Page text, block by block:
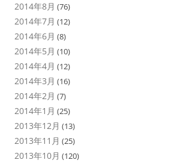
2014年8月 (76)
2014年7月 (12)
2014年6月 (8)
2014年5月 (10)
2014年4月 (12)
2014年3月 (16)
2014年2月 (7)
2014年1月 (25)
2013年12月 (13)
2013年11月 (25)
2013年10月 (120)